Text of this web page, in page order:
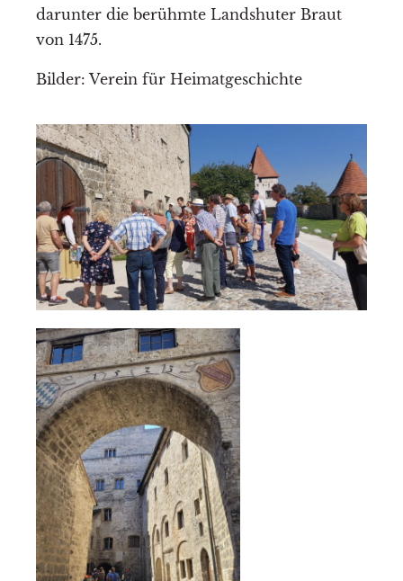
darunter die berühmte Landshuter Braut
von 1475.
Bilder: Verein für Heimatgeschichte